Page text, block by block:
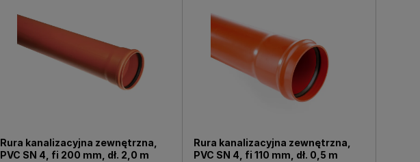
Rura kanalizacyjna zewnętrzna,
PVC SN 4, fi 200 mm, dł. 2,0 m
Rura kanalizacyjna zewnętrzna,
PVC SN 4, fi 110 mm, dł. 0,5 m